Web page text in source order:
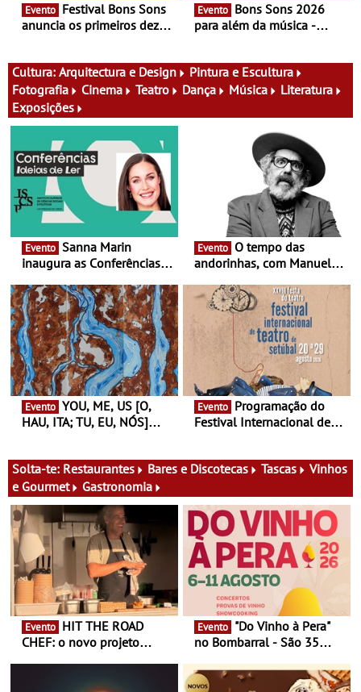
Evento
anuncia os primeiros dez
Evento
para além da música -
atividades para toda a
família e muito mais
Cultura: Arquitectura e Design
Pintura e Escultura
Fotografia
Cinema Teatro Dança Música
Literatura
Exposições
Evento
inaugura as Conferências
Antiga primeira-ministra da
Finlândia é a convidada da
primeira edição do novo
ciclo de debates dedicado
aos grandes temas do
nosso tempo
Evento
andorinhas, com Manuel
Atum - Concerto
performance na MAAT
Gallery a 3 de Setembro,
19:30
Evento
HAU, ITA; TU, EU, NÓS]
13 de Dezembro
Evento
Festival Internacional de
29 de Agosto
Solta-te: Restaurantes Bares e Discotecas Tascas
Vinhos
e Gourmet
Gastronomia
Evento
CHEF: o novo projeto
conceito gastronómico
Evento
no Bombarral - São 35
prova e seis dias de
experiências